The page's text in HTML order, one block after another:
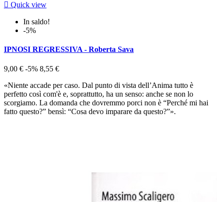
 Quick view
In saldo!
-5%
IPNOSI REGRESSIVA - Roberta Sava
9,00 € -5% 8,55 €
«Niente accade per caso. Dal punto di vista dell’Anima tutto è
perfetto così com'è e, soprattutto, ha un senso: anche se non lo
scorgiamo. La domanda che dovremmo porci non è “Perché mi hai
fatto questo?” bensì: “Cosa devo imparare da questo?”».